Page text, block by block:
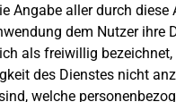
Angabe aller durch
dem Nutzer
als freiwillig
des Dienstes nicht
welche